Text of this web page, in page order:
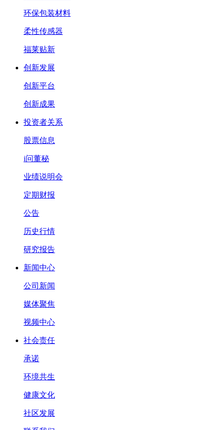
环保包装材料
柔性传感器
福莱贴新
创新发展
创新平台
创新成果
投资者关系
股票信息
i问董秘
业绩说明会
定期财报
公告
历史行情
研究报告
新闻中心
公司新闻
媒体聚焦
视频中心
社会责任
承诺
环境共生
健康文化
社区发展